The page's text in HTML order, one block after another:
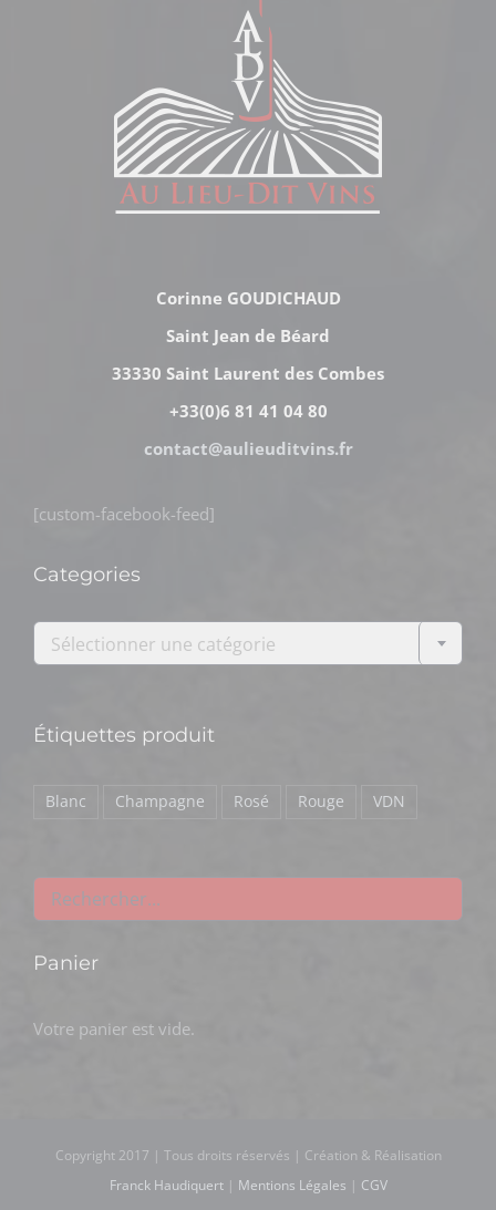
Corinne GOUDICHAUD
Saint Jean de Béard
33330 Saint Laurent des Combes
+33(0)6 81 41 04 80
contact@aulieuditvins.fr
[custom-facebook-feed]
Categories
Sélectionner une catégorie
Étiquettes produit
Blanc Champagne Rosé Rouge VDN
Panier
Votre panier est vide.
Copyright 2017 | Tous droits réservés | Création & Réalisation
Franck Haudiquert| Mentions Légales | CGV